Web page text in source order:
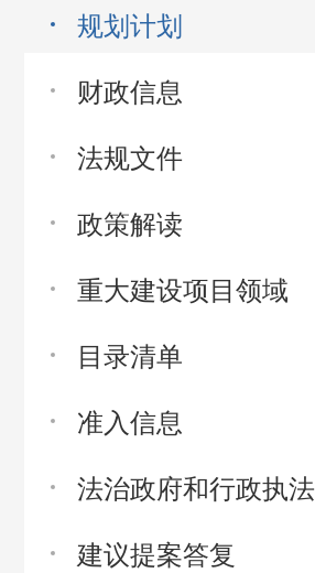
规划计划
财政信息
法规文件
政策解读
重大建设项目领域
目录清单
准入信息
法治政府和行政执法
建议提案答复